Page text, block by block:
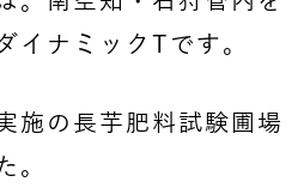
イナミックTです。
施の長芋肥料試験圃場
。